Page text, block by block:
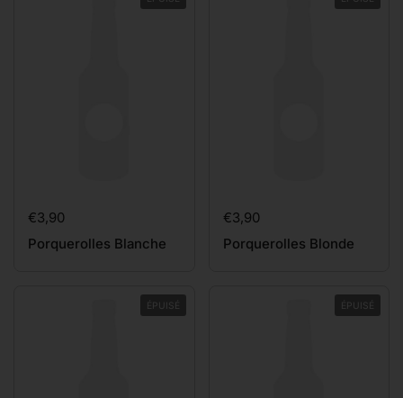
Prix:
€3,90
Porquerolles Blanche
Prix:
€3,90
Porquerolles Blonde
ÉPUISÉ ÉPUISÉ